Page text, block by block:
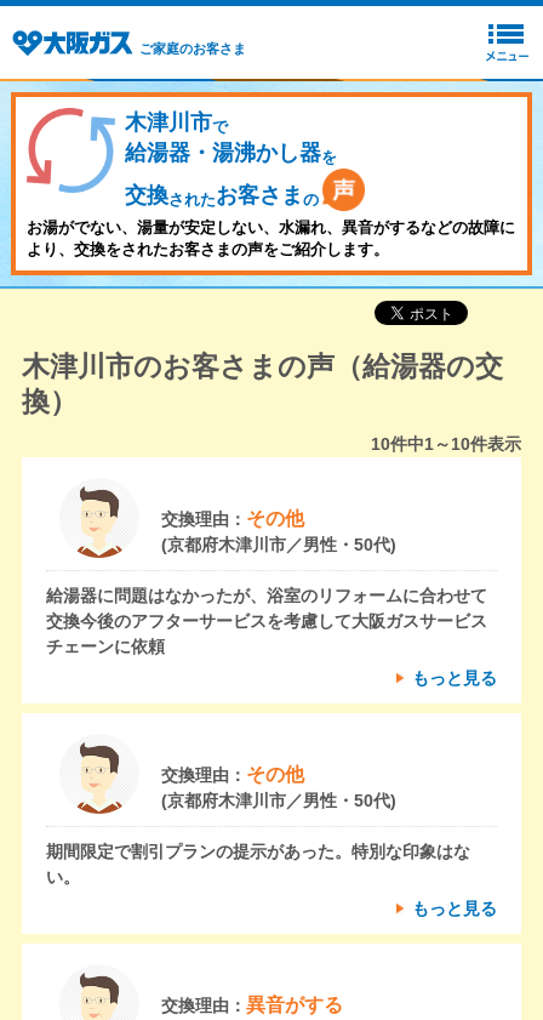
ご家庭のお客さま
木津川市で
給湯器・湯沸かし器を
交換されたお客さま の
お湯がでない、湯量が安定しない、水漏れ、異音がするなどの故障に
より、交換をされたお客さまの声をご紹介します。
木津川市のお客さまの声（給湯器の交
換）
10件中1～10件表示
交換理由： その他
(京都府木津川市／男性・50代)
給湯器に問題はなかったが、浴室のリフォームに合わせて
交換今後のアフターサービスを考慮して大阪ガスサービス
チェーンに依頼
もっと見る
交換理由： その他
(京都府木津川市／男性・50代)
期間限定で割引プランの提示があった。特別な印象はな
い。
もっと見る
交換理由： 異音がする